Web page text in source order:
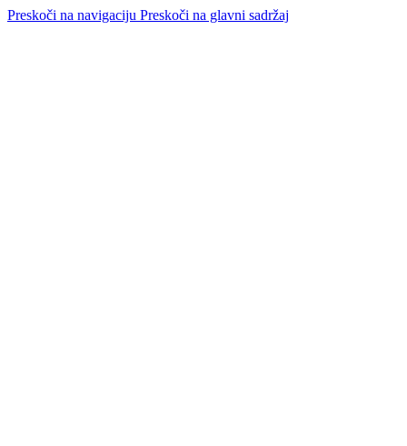
Preskoči na navigaciju Preskoči na glavni sadržaj